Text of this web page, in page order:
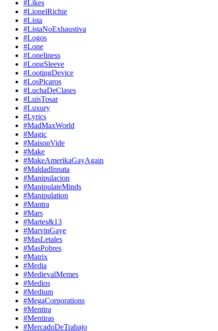
#Likes
#LionelRichie
#Lista
#ListaNoExhaustiva
#Logos
#Lone
#Loneliness
#LongSleeve
#LootingDevice
#LosPicaros
#LuchaDeClases
#LuisTosar
#Luxury
#Lyrics
#MadMaxWorld
#Magic
#MaisonVide
#Make
#MakeAmerikaGayAgain
#MaldadInnata
#Manipulacion
#ManipulateMinds
#Manipulation
#Mantra
#Mars
#Martes&13
#MarvinGaye
#MasLetales
#MasPobres
#Matrix
#Media
#MedievalMemes
#Medios
#Medium
#MegaCorporations
#Mentira
#Mentiras
#MercadoDeTrabajo